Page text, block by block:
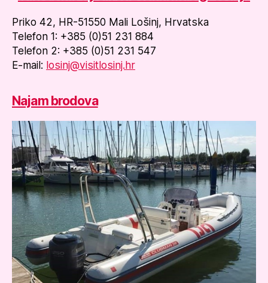
Priko 42, HR-51550 Mali Lošinj, Hrvatska
Telefon 1: +385 (0)51 231 884
Telefon 2: +385 (0)51 231 547
E-mail: losinj@visitlosinj.hr
Najam brodova